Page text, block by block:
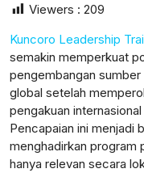
Viewers : 209
Kuncoro Leadership
semakin memperkuat
pengembangan
global setelah
pengakuan
Pencapaian ini menjadi
menghadirkan program
hanya relevan secara